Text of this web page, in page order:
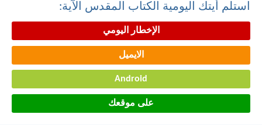
استلم أيتك اليومية الكتاب المقدس الآية:
الإخطار اليومي
الايميل
Android
على موقعك